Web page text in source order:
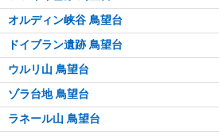
オルディン峡谷 鳥望台
ドイブラン遺跡 鳥望台
ウルリ山 鳥望台
ゾラ台地 鳥望台
ラネール山 鳥望台